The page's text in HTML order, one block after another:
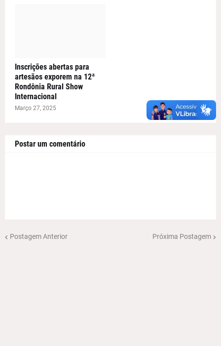
Inscrições abertas para
artesãos exporem na 12ª
Rondônia Rural Show
Internacional
Março 27, 2025
Postar um comentário
Postagem Anterior Próxima Postagem